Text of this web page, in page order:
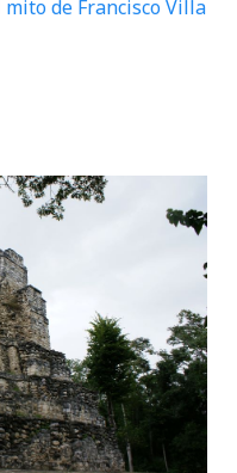
de Francisco Villa